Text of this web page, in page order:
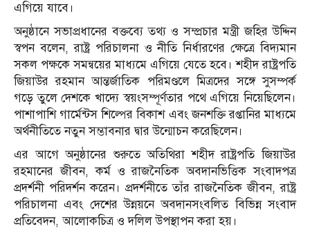
এগিয়ে যাবে।
অনুষ্ঠানে সভাপ্রধানের বক্তব্যে তথ্য ও সম্প্রচার মন্ত্রী জহির উদ্দিন
স্বপন বলেন, রাষ্ট্র পরিচালনা ও নীতি নির্ধারণের ক্ষেত্রে বিদ্যমান
সকল পক্ষকে সমন্বয়ের মাধ্যমে এগিয়ে যেতে হবে। শহীদ রাষ্ট্রপতি
জিয়াউর রহমান আন্তর্জাতিক পরিমণ্ডলে মিত্রদের সঙ্গে সুসম্পর্ক
গড়ে তুলে দেশকে খাদ্যে স্বয়ংসম্পূর্ণতার পথে এগিয়ে নিয়েছিলেন।
পাশাপাশি গার্মেন্টস শিল্পের বিকাশ এবং জনশক্তি রপ্তানির মাধ্যমে
অর্থনীতিতে নতুন সম্ভাবনার দ্বার উন্মোচন করেছিলেন।
এর আগে অনুষ্ঠানের শুরুতে অতিথিরা শহীদ রাষ্ট্রপতি জিয়াউর
রহমানের জীবন, কর্ম ও রাজনৈতিক অবদানভিত্তিক সংবাদপত্র
প্রদর্শনী পরিদর্শন করেন। প্রদর্শনীতে তাঁর রাজনৈতিক জীবন, রাষ্ট্র
পরিচালনা এবং দেশের উন্নয়নে অবদানসংবলিত বিভিন্ন সংবাদ
প্রতিবেদন, আলোকচিত্র ও দলিল উপস্থাপন করা হয়।